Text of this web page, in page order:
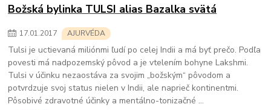
Božská bylinka TULSI alias Bazalka svätá
17.01.2017 AJURVÉDA
Tulsi je uctievaná miliónmi ľudí po celej Indii a má byť prečo. Podľa
povesti má nadpozemský pôvod a je vtelením bohyne Lakshmi.
Tulsi v účinku nezaostáva za svojim „božským“ pôvodom a
potvrdzuje svoj status nielen v Indii, ale naprieč kontinentmi.
Pôsobivé zdravotné účinky a mentálno-tonizačné ...